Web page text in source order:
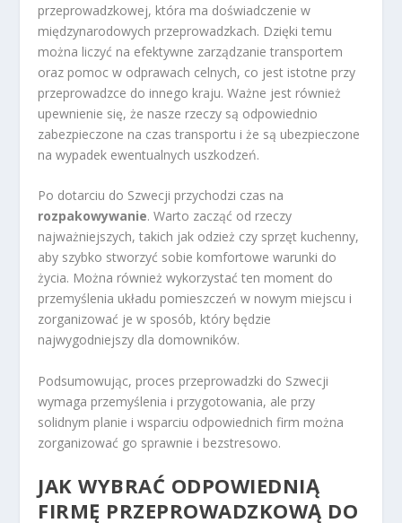
przeprowadzkowej, która ma doświadczenie w
międzynarodowych przeprowadzkach. Dzięki temu
można liczyć na efektywne zarządzanie transportem
oraz pomoc w odprawach celnych, co jest istotne przy
przeprowadzce do innego kraju. Ważne jest również
upewnienie się, że nasze rzeczy są odpowiednio
zabezpieczone na czas transportu i że są ubezpieczone
na wypadek ewentualnych uszkodzeń.
Po dotarciu do Szwecji przychodzi czas na
rozpakowywanie. Warto zacząć od rzeczy
najważniejszych, takich jak odzież czy sprzęt kuchenny,
aby szybko stworzyć sobie komfortowe warunki do
życia. Można również wykorzystać ten moment do
przemyślenia układu pomieszczeń w nowym miejscu i
zorganizować je w sposób, który będzie
najwygodniejszy dla domowników.
Podsumowując, proces przeprowadzki do Szwecji
wymaga przemyślenia i przygotowania, ale przy
solidnym planie i wsparciu odpowiednich firm można
zorganizować go sprawnie i bezstresowo.
JAK WYBRAĆ ODPOWIEDNIĄ
FIRMĘ PRZEPROWADZKOWĄ DO